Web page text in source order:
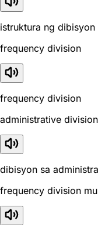
istruktura ng dibisyon
frequency division
frequency division
administrative division
dibisyon sa
frequency division